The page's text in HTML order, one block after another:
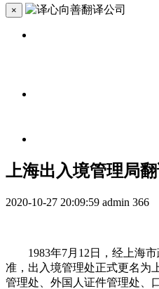
×
上海出入境管理局
2020-10-27 20:09:59 admin 366
1983年7月12日，经上海
准，出入境管理处正式更名为
管理处、外国人证件管理处、